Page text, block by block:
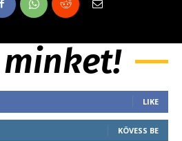
LIKE
KÖVESS BE